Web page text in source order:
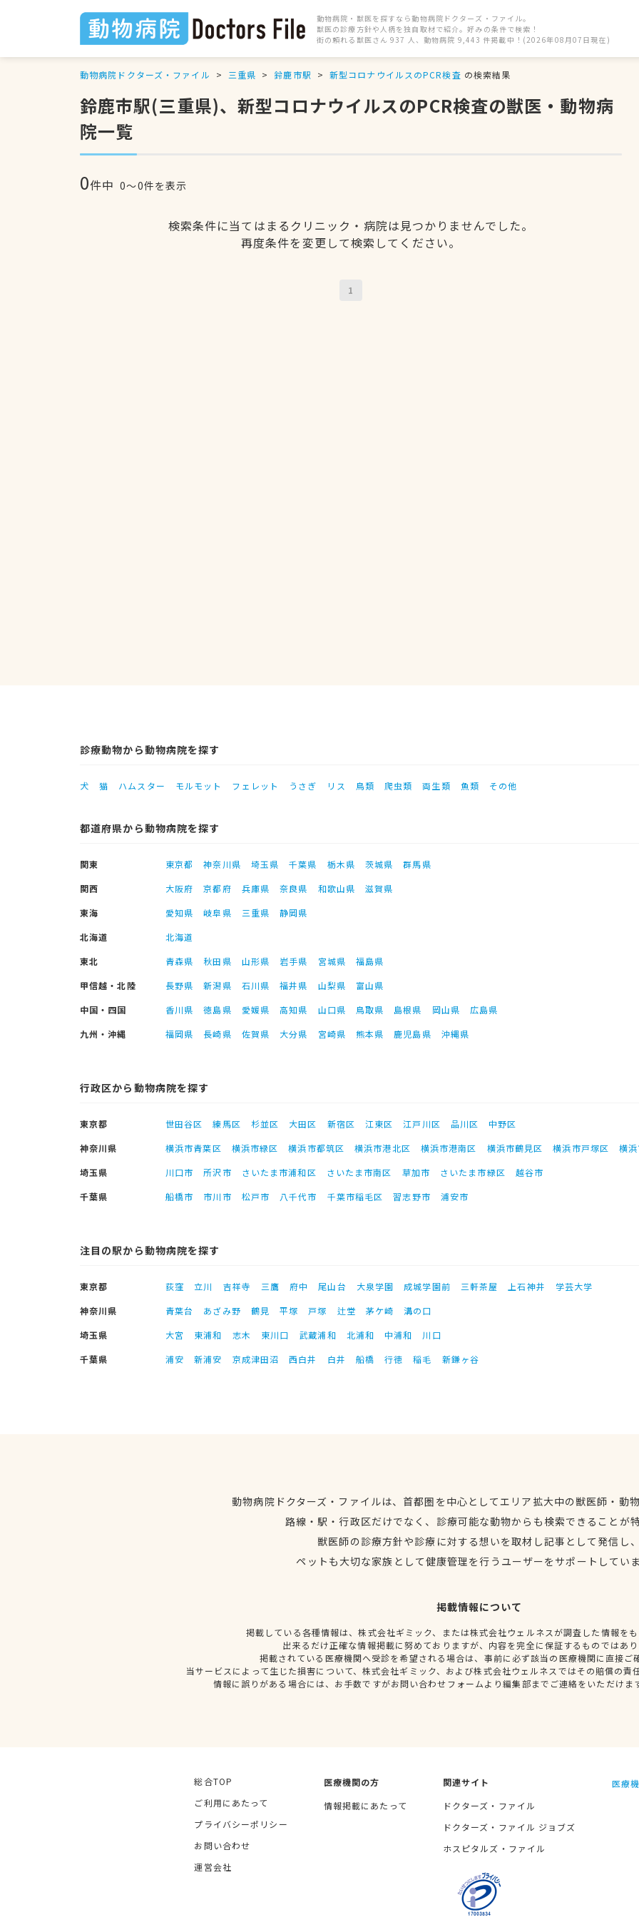
動物病院・獣医を探すなら動物病院ドクターズ・ファイル。
獣医の診療方針や人柄を独自取材で紹介。好みの条件で検索！
街の頼れる獣医さん 937 人、動物病院 9,443 件掲載中！(2026年08月07日現在)
動物病院ドクターズ・ファイル 三重県 鈴鹿市駅 新型コロナウイルスのPCR検査 の検索結果
鈴鹿市駅(三重県)、新型コロナウイルスのPCR検査の獣医・動物病
院一覧
0件中 0〜0件を表示
検索条件に当てはまるクリニック・病院は見つかりませんでした。
再度条件を変更して検索してください。
1
診療動物から動物病院を探す
犬 猫 ハムスター モルモット フェレット うさぎ リス 鳥類 爬虫類 両生類 魚類 その他
都道府県から動物病院を探す
関東 東京都 神奈川県 埼玉県 千葉県 栃木県 茨城県
群馬県
関西
大阪府 京都府 兵庫県 奈良県 和歌山県
滋賀県
東海
愛知県 岐阜県 三重県
静岡県
北海道
北海道
東北
青森県 秋田県 山形県 岩手県 宮城県
福島県
甲信越・北陸
長野県 新潟県 石川県 福井県 山梨県
富山県
中国・四国
香川県 徳島県 愛媛県 高知県 山口県 鳥取県 島根県 岡山県
広島県
九州・沖縄
福岡県 長崎県 佐賀県 大分県 宮崎県 熊本県 鹿児島県 沖縄県
行政区から動物病院を探す
東京都 世田谷区 練馬区 杉並区 大田区 新宿区 江東区 江戸川区 品川区
中野区
神奈川県
横浜市青葉区 横浜市緑区 横浜市都筑区 横浜市港北区 横浜市港南区 横浜市鶴見区 横浜市戸塚区
横
埼玉県
川口市 所沢市 さいたま市浦和区 さいたま市南区 草加市 さいたま市緑区
越谷市
千葉県
船橋市 市川市 松戸市 八千代市 千葉市稲毛区 習志野市 浦安市
注目の駅から動物病院を探す
東京都 荻窪 立川 吉祥寺 三鷹 府中 尾山台 大泉学園 成城学園前 三軒茶屋 上石神井
学芸大学
神奈川県
青葉台 あざみ野 鶴見 平塚 戸塚 辻堂 茅ケ崎
溝の口
埼玉県
大宮 東浦和 志木 東川口 武蔵浦和 北浦和 中浦和
川口
千葉県
浦安 新浦安 京成津田沼 西白井 白井 船橋 行徳 稲毛 新鎌ヶ谷
動物病院ドクターズ・ファイルは、首都圏を中心としてエリア拡大中の獣医師・動
路線・駅・行政区だけでなく、診療可能な動物からも検索できることが
獣医師の診療方針や診療に対する想いを取材し記事として発信し
ペットも大切な家族として健康管理を行うユーザーをサポートしてい
掲載情報について
掲載している各種情報は、株式会社ギミック、または株式会社ウェルネスが調査した情報を
出来るだけ正確な情報掲載に努めておりますが、内容を完全に保証するものではあ
掲載されている医療機関へ受診を希望される場合は、事前に必ず該当の医療機関に直接ご
当サービスによって生じた損害について、株式会社ギミック、および株式会社ウェルネスではその賠償の責
情報に誤りがある場合には、お手数ですがお問い合わせフォームより編集部までご連絡をいただけま
総合TOP
ご利用にあたって
プライバシーポリシー
お問い合わせ
運営会社
医療機関の方
情報掲載にあたって
関連サイト
ドクターズ・ファイル
ドクターズ・ファイル ジョブズ
ホスピタルズ・ファイル
医療